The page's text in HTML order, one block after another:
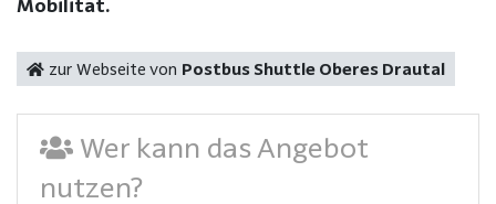
Mobilität.
zur Webseite von Postbus Shuttle Oberes Drautal
Wer kann das Angebot
nutzen?